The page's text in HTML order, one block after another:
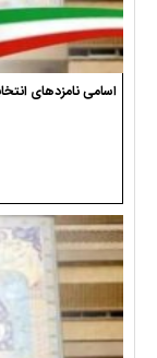
اسامی نامزدهای